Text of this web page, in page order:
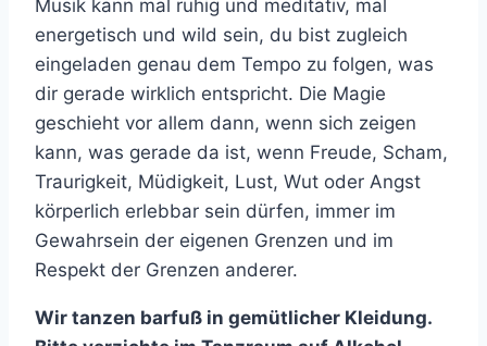
Musik kann mal ruhig und meditativ, mal
energetisch und wild sein, du bist zugleich
eingeladen genau dem Tempo zu folgen, was
dir gerade wirklich entspricht. Die Magie
geschieht vor allem dann, wenn sich zeigen
kann, was gerade da ist, wenn Freude, Scham,
Traurigkeit, Müdigkeit, Lust, Wut oder Angst
körperlich erlebbar sein dürfen, immer im
Gewahrsein der eigenen Grenzen und im
Respekt der Grenzen anderer.
Wir tanzen barfuß in gemütlicher Kleidung.